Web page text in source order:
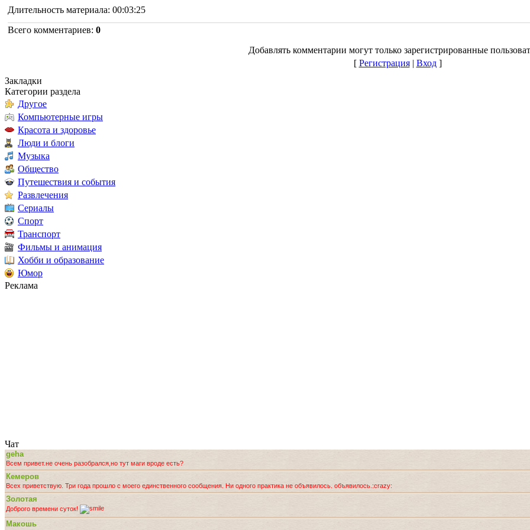
Длительность материала: 00:03:25
Всего комментариев: 0
Добавлять комментарии могут только зарегистрированные
[ Регистрация| Вход]
Закладки
Категории раздела
Другое
Компьютерные игры
Красота и здоровье
Люди и блоги
Музыка
Общество
Путешествия и события
Развлечения
Сериалы
Спорт
Транспорт
Фильмы и анимация
Хобби и образование
Юмор
Реклама
Чат